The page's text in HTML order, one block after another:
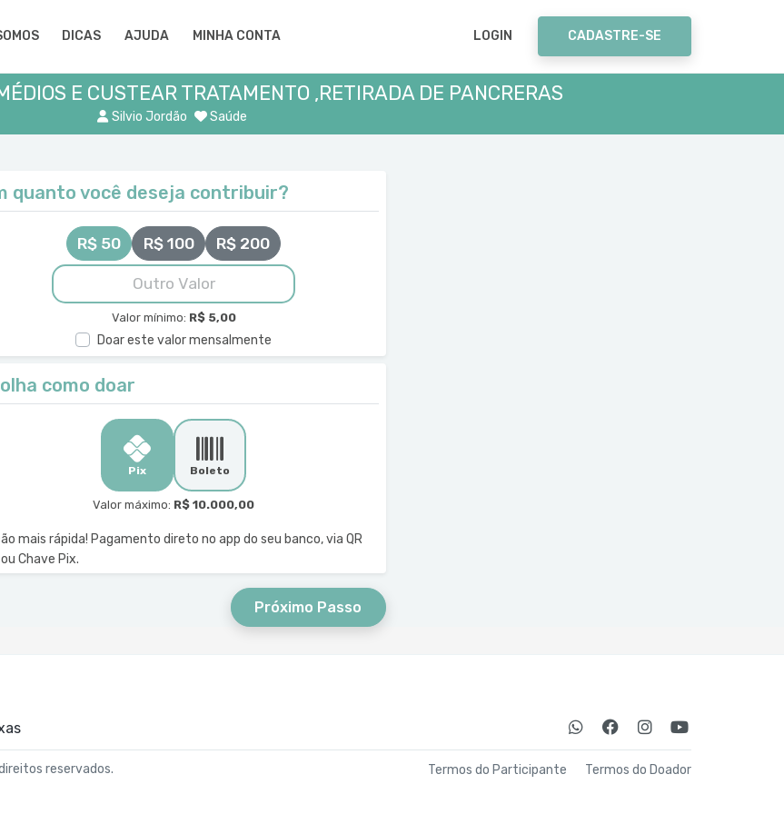
DICAS AJUDA MINHA CONTA LOGIN CADASTRE-SE
E CUSTEAR TRATAMENTO ,RETIRADA DE PANCRERAS
Silvio Jordão Saúde
quanto você deseja contribuir?
R$ 50 R$ 100 R$ 200
Valor mínimo: R$ 5,00
Doar este valor mensalmente
como doar
Pix Boleto
Valor máximo: R$ 10.000,00
mais rápida! Pagamento direto no app do seu banco, via QR
Chave Pix.
Próximo Passo
reservados. Termos do Participante Termos do Doador